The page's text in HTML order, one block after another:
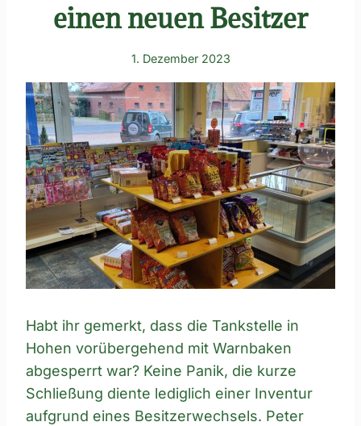
einen neuen Besitzer
1. Dezember 2023
Habt ihr gemerkt, dass die Tankstelle in
Hohen vorübergehend mit Warnbaken
abgesperrt war? Keine Panik, die kurze
Schließung diente lediglich einer Inventur
aufgrund eines Besitzerwechsels. Peter